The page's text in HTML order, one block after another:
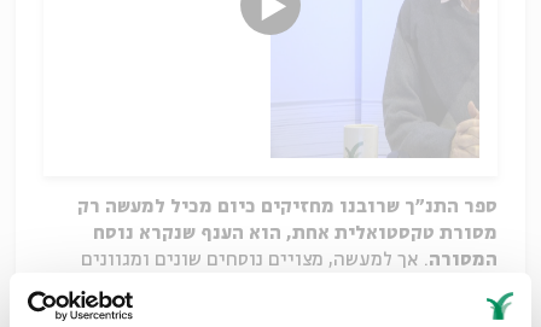
ספר התנ"ך שרובנו מחזיקים כיום מכיל למעשה רק
מסורת טקסטואלית אחת, הוא הענף שנקרא נוסח
המסורה. אך למעשה, מצויים נוסחים שונים ומגוונים
למקרא: כאלו שנתגלו במגילות מדבר יהודה, בתורה
השומרונית, נוסח תרגום השבעים ואף עדי נוסח בספרות